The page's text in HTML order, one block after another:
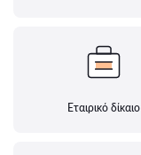
Εταιρικό δίκαιο